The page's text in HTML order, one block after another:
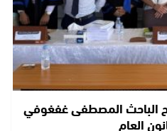
الباحث المصطفى غفغوفي
العام